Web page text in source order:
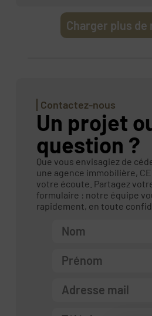
Charger plus
Contactez-nous
Un projet
question ?
Que vous envisagiez de
une agence immobilière,
votre écoute. Partagez
formulaire : notre équipe
rapidement, en toute